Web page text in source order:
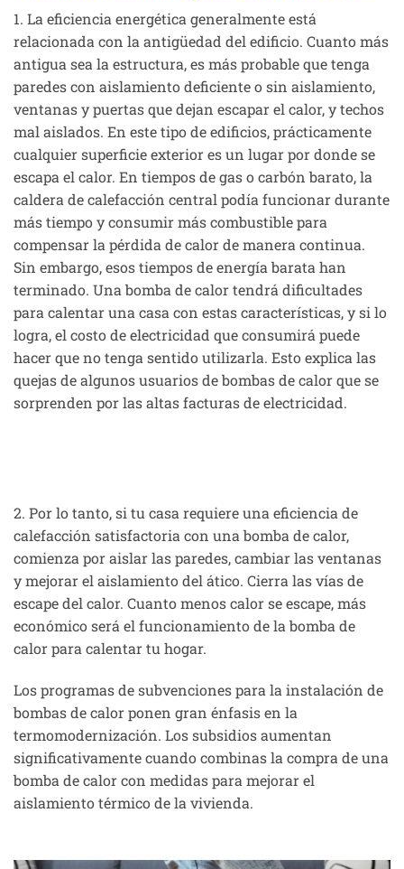
1. La eficiencia energética generalmente está
relacionada con la antigüedad del edificio. Cuanto más
antigua sea la estructura, es más probable que tenga
paredes con aislamiento deficiente o sin aislamiento,
ventanas y puertas que dejan escapar el calor, y techos
mal aislados. En este tipo de edificios, prácticamente
cualquier superficie exterior es un lugar por donde se
escapa el calor. En tiempos de gas o carbón barato, la
caldera de calefacción central podía funcionar durante
más tiempo y consumir más combustible para
compensar la pérdida de calor de manera continua.
Sin embargo, esos tiempos de energía barata han
terminado. Una bomba de calor tendrá dificultades
para calentar una casa con estas características, y si lo
logra, el costo de electricidad que consumirá puede
hacer que no tenga sentido utilizarla. Esto explica las
quejas de algunos usuarios de bombas de calor que se
sorprenden por las altas facturas de electricidad.
2. Por lo tanto, si tu casa requiere una eficiencia de
calefacción satisfactoria con una bomba de calor,
comienza por aislar las paredes, cambiar las ventanas
y mejorar el aislamiento del ático. Cierra las vías de
escape del calor. Cuanto menos calor se escape, más
económico será el funcionamiento de la bomba de
calor para calentar tu hogar.
Los programas de subvenciones para la instalación de
bombas de calor ponen gran énfasis en la
termomodernización. Los subsidios aumentan
significativamente cuando combinas la compra de una
bomba de calor con medidas para mejorar el
aislamiento térmico de la vivienda.